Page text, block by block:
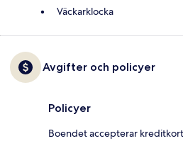
Väckarklocka
Avgifter och policyer
Policyer
Boendet accepterar